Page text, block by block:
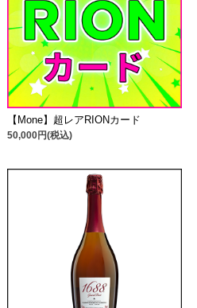
【Mone】超レアRIONカード
50,000円(税込)